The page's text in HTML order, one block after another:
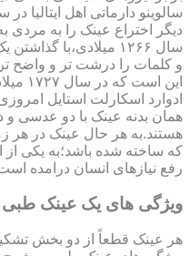
دیگر اختراع عینک را به مردی
سال ۱۲۶۶
و کلمات را درشت تر و واضح
این
ادوارد اسکارلت استایل
همان بدنه عینک با دو
هستند.به هر حال عینک در هر
که ساخته شده باشد؛به یکی از
رفع نیازهای انسان درامده
ویژگی های یک عینک
هر عینک قطعاً از دو بخش